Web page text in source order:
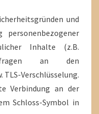
und
Inhalte (z.B.
an den
TLS-Verschlüsselung.
Verbindung an der
Schloss-Symbol in